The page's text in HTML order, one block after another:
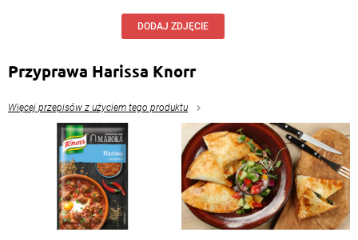
DODAJ ZDJĘCIE
Przyprawa Harissa Knorr
Więcej przepisów z użyciem tego produktu